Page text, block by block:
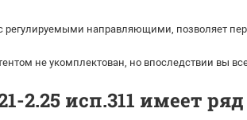
регулируемыми направляющими, позволяет
не укомплектован, но впоследствии вы
2.25 исп.311 имеет